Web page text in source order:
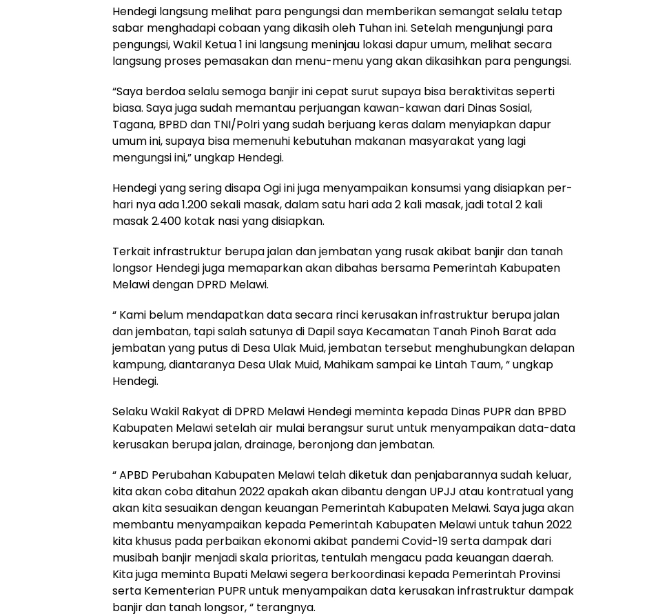
Hendegi langsung melihat para pengungsi dan memberikan semangat selalu tetap
sabar menghadapi cobaan yang dikasih oleh Tuhan ini. Setelah mengunjungi para
pengungsi, Wakil Ketua 1 ini langsung meninjau lokasi dapur umum, melihat secara
langsung proses pemasakan dan menu-menu yang akan dikasihkan para pengungsi.
“Saya berdoa selalu semoga banjir ini cepat surut supaya bisa beraktivitas seperti
biasa. Saya juga sudah memantau perjuangan kawan-kawan dari Dinas Sosial,
Tagana, BPBD dan TNI/Polri yang sudah berjuang keras dalam menyiapkan dapur
umum ini, supaya bisa memenuhi kebutuhan makanan masyarakat yang lagi
mengungsi ini,” ungkap Hendegi.
Hendegi yang sering disapa Ogi ini juga menyampaikan konsumsi yang disiapkan per-
hari nya ada 1.200 sekali masak, dalam satu hari ada 2 kali masak, jadi total 2 kali
masak 2.400 kotak nasi yang disiapkan.
Terkait infrastruktur berupa jalan dan jembatan yang rusak akibat banjir dan tanah
longsor Hendegi juga memaparkan akan dibahas bersama Pemerintah Kabupaten
Melawi dengan DPRD Melawi.
“ Kami belum mendapatkan data secara rinci kerusakan infrastruktur berupa jalan
dan jembatan, tapi salah satunya di Dapil saya Kecamatan Tanah Pinoh Barat ada
jembatan yang putus di Desa Ulak Muid, jembatan tersebut menghubungkan delapan
kampung, diantaranya Desa Ulak Muid, Mahikam sampai ke Lintah Taum, “ ungkap
Hendegi.
Selaku Wakil Rakyat di DPRD Melawi Hendegi meminta kepada Dinas PUPR dan BPBD
Kabupaten Melawi setelah air mulai berangsur surut untuk menyampaikan data-data
kerusakan berupa jalan, drainage, beronjong dan jembatan.
“ APBD Perubahan Kabupaten Melawi telah diketuk dan penjabarannya sudah keluar,
kita akan coba ditahun 2022 apakah akan dibantu dengan UPJJ atau kontratual yang
akan kita sesuaikan dengan keuangan Pemerintah Kabupaten Melawi. Saya juga akan
membantu menyampaikan kepada Pemerintah Kabupaten Melawi untuk tahun 2022
kita khusus pada perbaikan ekonomi akibat pandemi Covid-19 serta dampak dari
musibah banjir menjadi skala prioritas, tentulah mengacu pada keuangan daerah.
Kita juga meminta Bupati Melawi segera berkoordinasi kepada Pemerintah Provinsi
serta Kementerian PUPR untuk menyampaikan data kerusakan infrastruktur dampak
banjir dan tanah longsor, “ terangnya.